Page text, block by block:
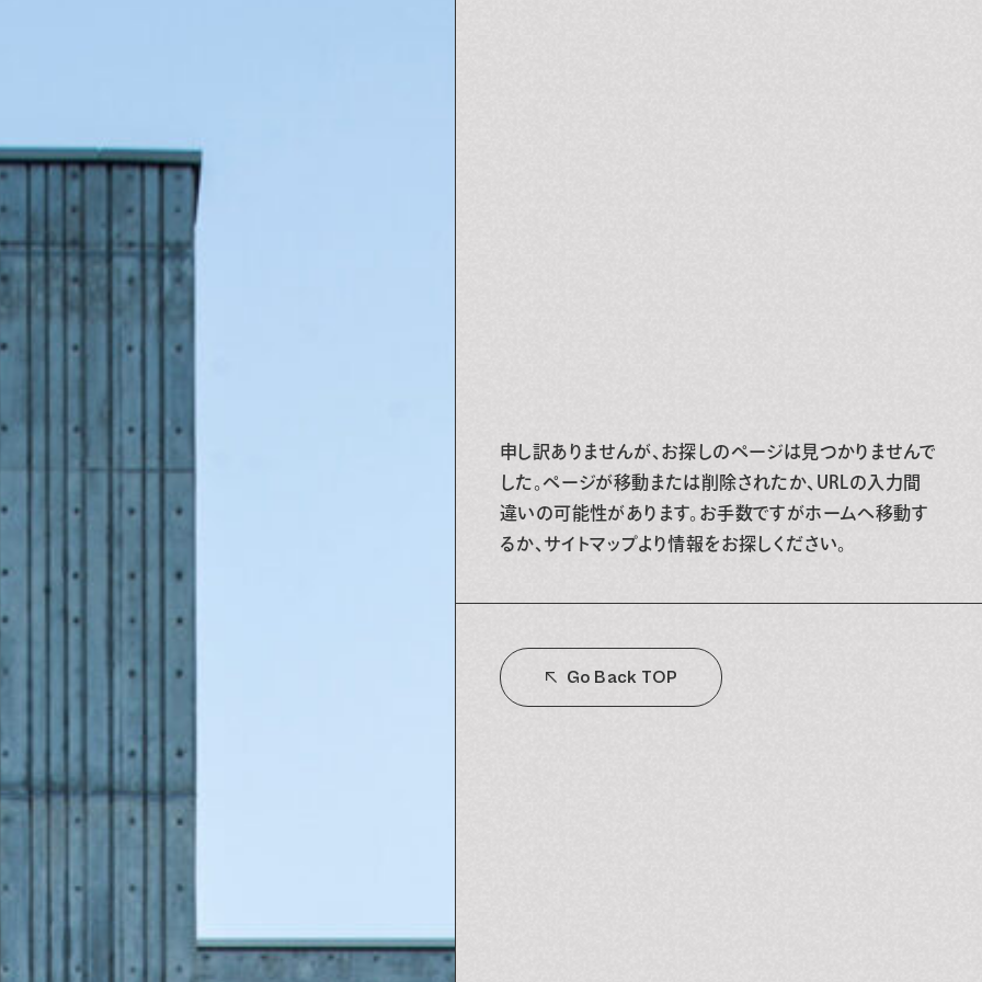
申し訳ありませんが、お探しのページは見つかりませんで
した。ページが移動または削除されたか、URLの入力間
違いの可能性があります。お手数ですがホームへ移動す
るか、サイトマップより情報をお探しください。
Go Back TOP